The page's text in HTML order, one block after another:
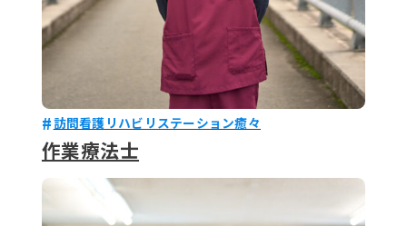
訪問看護リハビリステーション癒々
作業療法士